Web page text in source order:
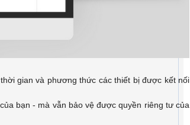
gian và phương thức các thiết bị được kết nối
bạn - mà vẫn bảo vệ được quyền riêng tư của